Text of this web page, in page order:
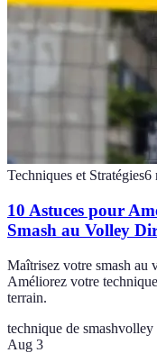
Techniques et Stratégies6
10 Astuces pour
Smash au Volley
Maîtrisez votre smash au
Améliorez votre
terrain.
technique de smashvolley
Aug 3